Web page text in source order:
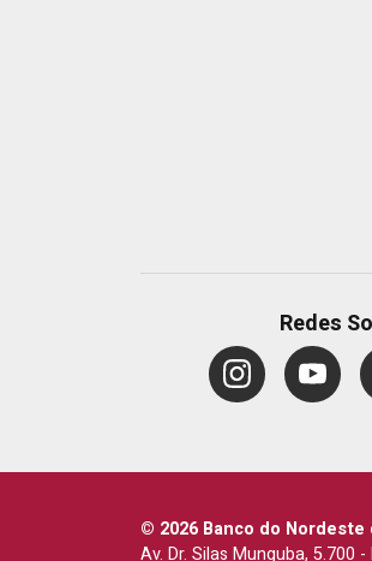
Redes
© 2026 Banco do Nordeste
Av. Dr. Silas Munguba, 5.700 -